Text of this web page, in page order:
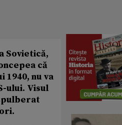
Sovietică,
că
1940, nu va
ului. Visul